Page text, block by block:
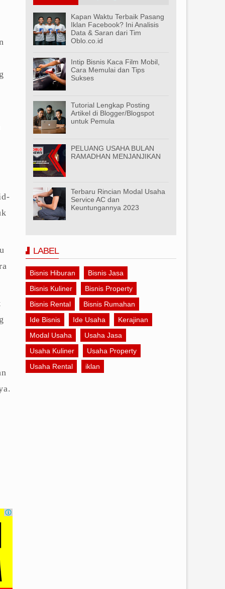
Kapan Waktu Terbaik Pasang
Iklan Facebook? Ini Analisis
Data & Saran dari Tim
Oblo.co.id
Intip Bisnis Kaca Film Mobil,
Cara Memulai dan Tips
Sukses
Tutorial Lengkap Posting
Artikel di Blogger/Blogspot
untuk Pemula
PELUANG USAHA BULAN
RAMADHAN MENJANJIKAN
Terbaru Rincian Modal Usaha
Service AC dan
Keuntungannya 2023
LABEL
Bisnis Hiburan
Bisnis Jasa
Bisnis Kuliner
Bisnis Property
Bisnis Rental
Bisnis Rumahan
Ide Bisnis
Ide Usaha
Kerajinan
Modal Usaha
Usaha Jasa
Usaha Kuliner
Usaha Property
Usaha Rental
iklan